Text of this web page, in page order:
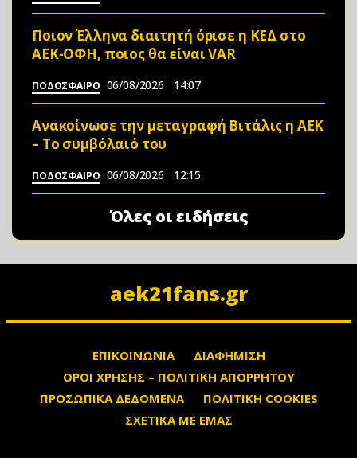
Ποιον Έλληνα διαιτητή όρισε η ΚΕΔ στο
ΑΕΚ-ΟΦΗ, ποιος θα είναι VAR
ΠΟΔΟΣΦΑΙΡΟ 06/08/2026 14:07
Ανακοίνωσε την μεταγραφή Βιτάλις η ΑΕΚ
– Το συμβόλαιό του
ΠΟΔΟΣΦΑΙΡΟ 06/08/2026 12:15
Όλες οι ειδήσεις
aek21fans.gr
ΕΠΙΚΟΙΝΩΝΙΑ
ΔΙΑΦΗΜΙΣΗ
ΟΡΟΙ ΧΡΗΣΗΣ – ΠΟΛΙΤΙΚΗ ΑΠΟΡΡΗΤΟΥ
ΠΡΟΣΩΠΙΚΑ ΔΕΔΟΜΕΝΑ
ΠΟΛΙΤΙΚΗ COOKIES
ΣΧΕΤΙΚΑ ΜΕ ΕΜΑΣ